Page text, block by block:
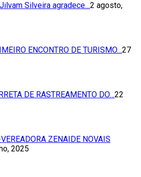
Jilvam Silveira agradece…2 agosto,
ENCONTRO DE TURISMO…27
DE RASTREAMENTO DO…22
ZENAIDE NOVAIS
2025